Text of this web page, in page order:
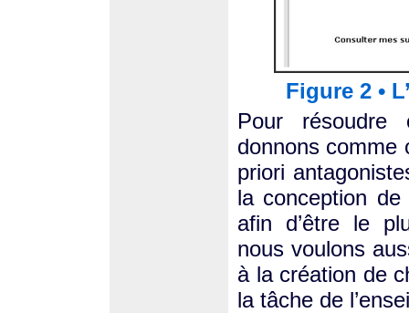
Figure 2 •
Pour résoudre
donnons comme
priori
la conception
afin d’être le
nous voulons
à la création de
la tâche de